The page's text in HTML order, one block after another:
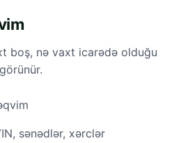
boş, nə vaxt icarədə olduğu
sənədlər, xərclər